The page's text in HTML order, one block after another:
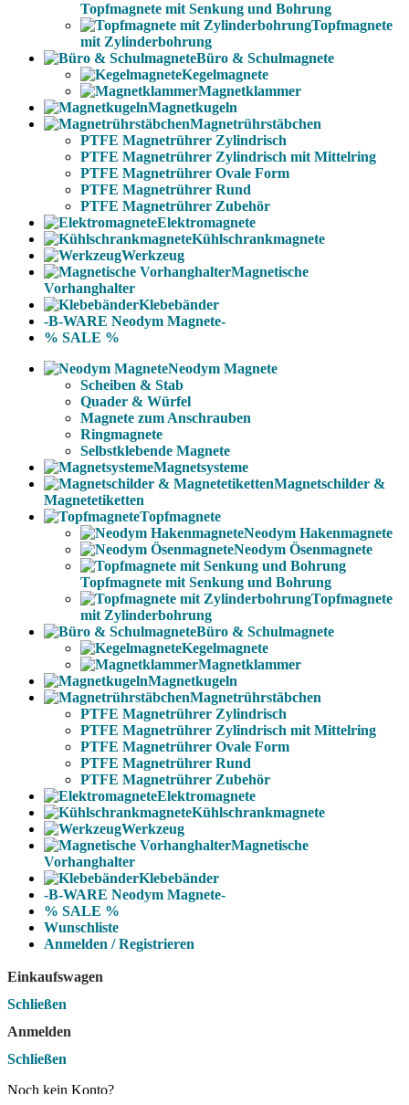
Topfmagnete mit Senkung und Bohrung
Topfmagnete
mit Zylinderbohrung
Büro & Schulmagnete
Kegelmagnete
Magnetklammer
Magnetkugeln
Magnetrührstäbchen
PTFE Magnetrührer Zylindrisch
PTFE Magnetrührer Zylindrisch mit Mittelring
PTFE Magnetrührer Ovale Form
PTFE Magnetrührer Rund
PTFE Magnetrührer Zubehör
Elektromagnete
Kühlschrankmagnete
Werkzeug
Magnetische
Vorhanghalter
Klebebänder
-B-WARE Neodym Magnete-
% SALE %
Neodym Magnete
Scheiben & Stab
Quader & Würfel
Magnete zum Anschrauben
Ringmagnete
Selbstklebende Magnete
Magnetsysteme
Magnetschilder &
Magnetetiketten
Topfmagnete
Neodym Hakenmagnete
Neodym Ösenmagnete
Topfmagnete mit Senkung und Bohrung
Topfmagnete
mit Zylinderbohrung
Büro & Schulmagnete
Kegelmagnete
Magnetklammer
Magnetkugeln
Magnetrührstäbchen
PTFE Magnetrührer Zylindrisch
PTFE Magnetrührer Zylindrisch mit Mittelring
PTFE Magnetrührer Ovale Form
PTFE Magnetrührer Rund
PTFE Magnetrührer Zubehör
Elektromagnete
Kühlschrankmagnete
Werkzeug
Magnetische
Vorhanghalter
Klebebänder
-B-WARE Neodym Magnete-
% SALE %
Wunschliste
Anmelden / Registrieren
Einkaufswagen
Schließen
Anmelden
Schließen
Noch kein Konto?